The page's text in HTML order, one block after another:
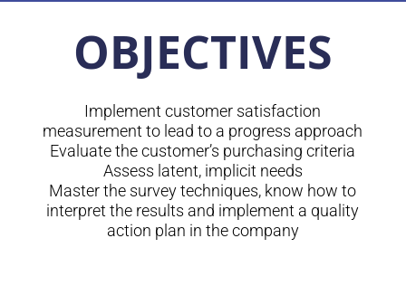
OBJECTIVES
Implement customer satisfaction
measurement to lead to a progress approach
Evaluate the customer’s purchasing criteria
Assess latent, implicit needs
Master the survey techniques, know how to
interpret the results and implement a quality
action plan in the company